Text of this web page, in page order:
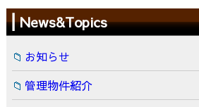
News&Topics
お知らせ
管理物件紹介